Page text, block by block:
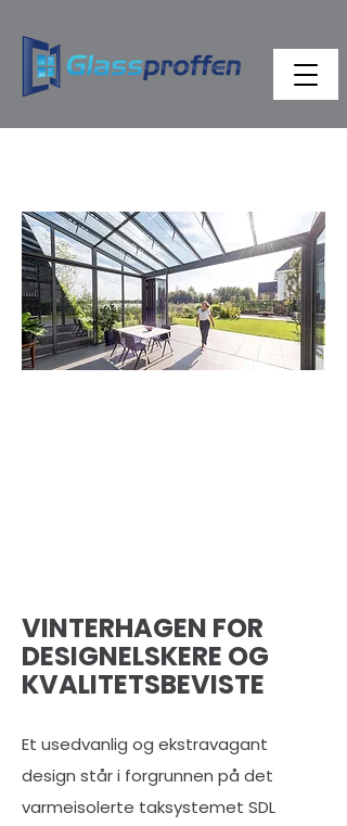
VINTERHAGEN FOR
DESIGNELSKERE OG
KVALITETSBEVISTE
Et usedvanlig og ekstravagant
design står i forgrunnen på det
varmeisolerte taksystemet SDL